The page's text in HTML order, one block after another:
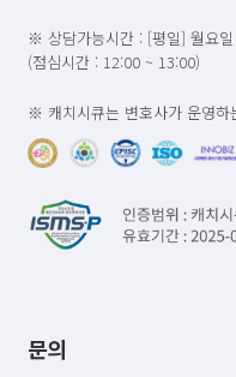
※ 상담가능시간 : [평일] 월요
(점심시간 : 12:00 ~ 13:00)
※ 캐치시큐는 변호사가 운영하
문의